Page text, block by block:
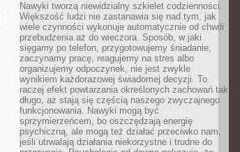
Nawyki tworzą niewidzialny szkielet codzienności.
Większość ludzi nie zastanawia się nad tym, jak
wiele czynności wykonuje automatycznie od chwili
przebudzenia aż do wieczora. Sposób, w jaki
sięgamy po telefon, przygotowujemy śniadanie,
zaczynamy pracę, reagujemy na stres albo
organizujemy odpoczynek, nie jest zwykle
wynikiem każdorazowej świadomej decyzji. To
raczej efekt powtarzania określonych zachowań tak
długo, aż stają się częścią naszego zwyczajnego
funkcjonowania. Nawyki mogą być
sprzymierzeńcem, bo oszczędzają energię
psychiczną, ale mogą też działać przeciwko nam,
jeśli utrwalają działania niekorzystne i trudne do